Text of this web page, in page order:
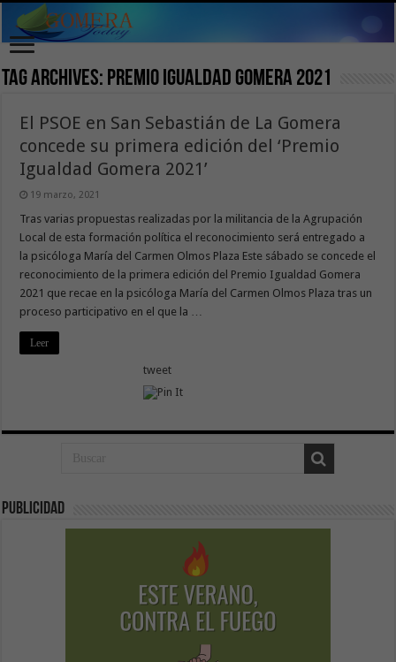
Tag Archives: Premio Igualdad Gomera 2021
El PSOE en San Sebastián de La Gomera
concede su primera edición del ‘Premio
Igualdad Gomera 2021’
19 marzo, 2021
Tras varias propuestas realizadas por la militancia de la Agrupación
Local de esta formación política el reconocimiento será entregado a
la psicóloga María del Carmen Olmos Plaza Este sábado se concede el
reconocimiento de la primera edición del Premio Igualdad Gomera
2021 que recae en la psicóloga María del Carmen Olmos Plaza tras un
proceso participativo en el que la …
Leer
tweet
Publicidad